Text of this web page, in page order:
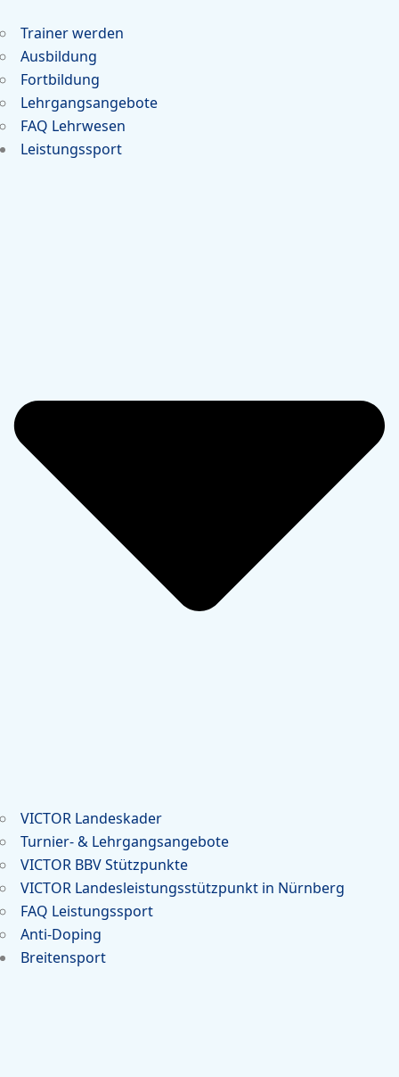
Trainer werden
Ausbildung
Fortbildung
Lehrgangsangebote
FAQ Lehrwesen
Leistungssport
VICTOR Landeskader
Turnier- & Lehrgangsangebote
VICTOR BBV Stützpunkte
VICTOR Landesleistungsstützpunkt in Nürnberg
FAQ Leistungssport
Anti-Doping
Breitensport